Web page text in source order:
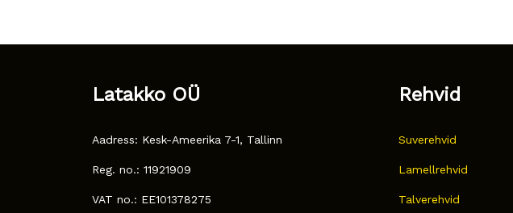
Latakko OÜ
Aadress: Kesk-Ameerika 7-1, Tallinn
Reg. no.: 11921909
VAT no.: EE101378275
Rehvid
Suverehvid
Lamellrehvid
Talverehvid